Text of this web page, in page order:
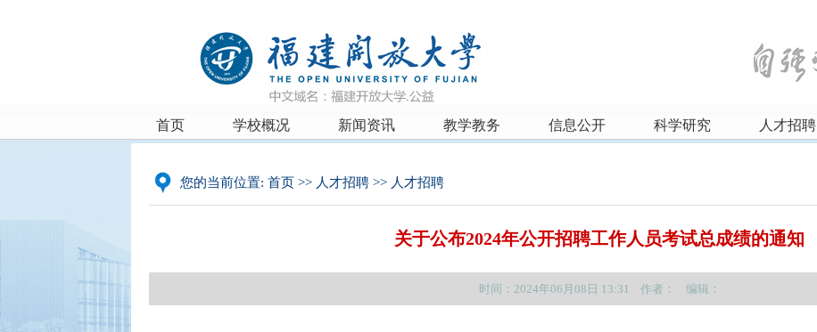
首页 学校概况 新闻资讯 教学教务 信息公开 科学研究 人才招聘
您的当前位置: 首页 >> 人才招聘 >> 人才招聘
关于公布2024年公开招聘工作人员考试总成绩的通知
时间：2024年06月08日 13:31 作者： 编辑：